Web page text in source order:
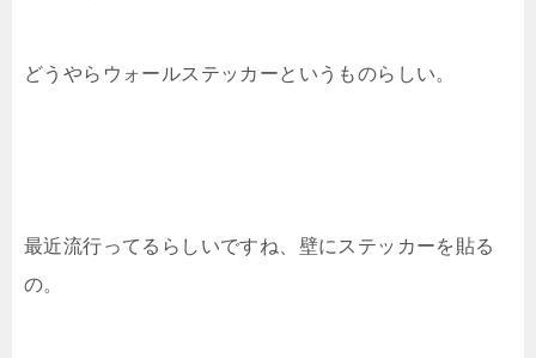
どうやらウォールステッカーというものらしい。
最近流行ってるらしいですね、壁にステッカーを貼る
の。